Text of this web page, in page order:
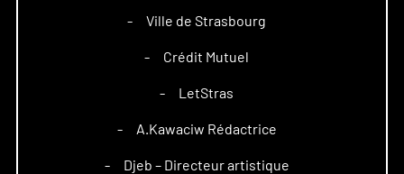
– Ville de Strasbourg
– Crédit Mutuel
– LetStras
– A.Kawaciw Rédactrice
– Djeb – Directeur artistique